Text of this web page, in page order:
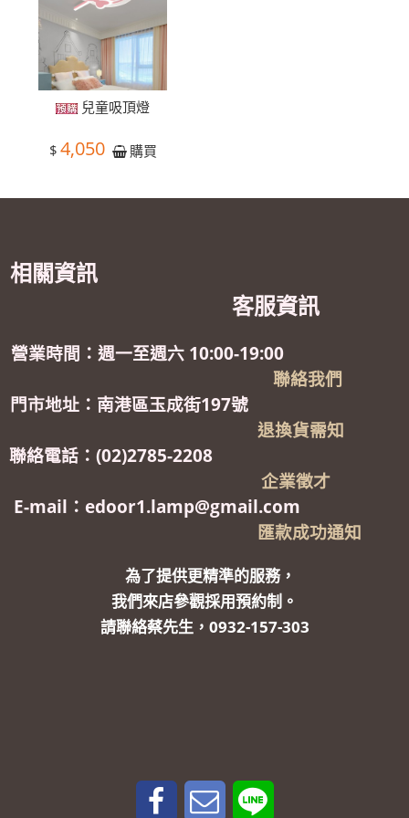
兒童吸頂燈
$ 4,050 購買
相關資訊
客服資訊
營業時間：週一至週六 10:00-19:00
聯絡我們
門市地址：南港區玉成街197號
退換貨需知
聯絡電話：(02)2785-2208
企業徵才
E-mail：edoor1.lamp@gmail.com
匯款成功通知
為了提供更精準的服務，
我們來店參觀採用預約制。
請聯絡蔡先生，0932-157-303